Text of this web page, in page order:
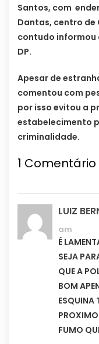
Santos, com
Dantas, centro de
contudo informou
DP.
Apesar de
comentou com
por isso evitou a
estabelecimento
criminalidade.
1 Comentário
LUIZ
am
É
SEJA
QUE A
BOM
ESQUINA
FUMO